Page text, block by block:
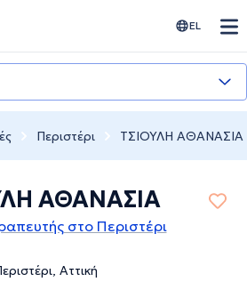
EL
Περιστέρι ΤΣΙΟΥΛΗ ΑΘΑΝΑΣΙΑ
ΑΘΑΝΑΣΙΑ
στο Περιστέρι
Αττική